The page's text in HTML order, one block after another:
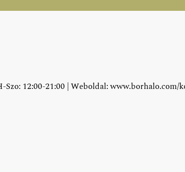
Szo: 12:00-21:00 | Weboldal:www.borhalo.com/